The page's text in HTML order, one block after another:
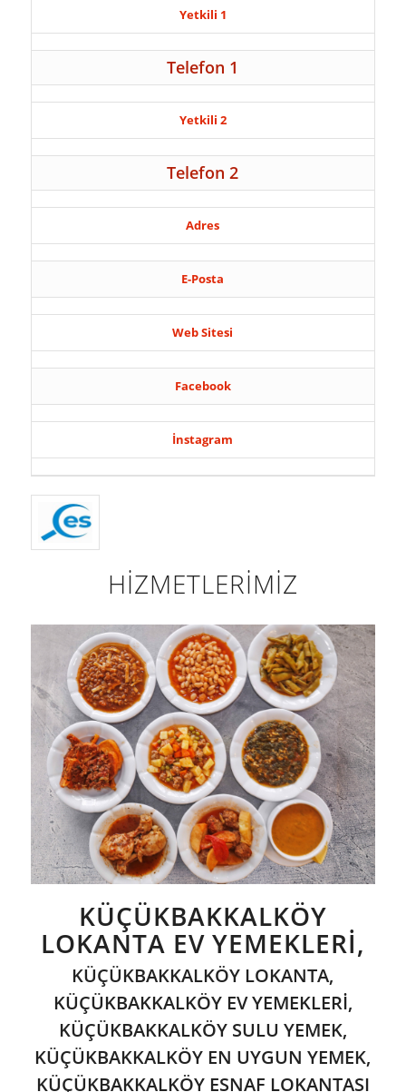
Yetkili 1
Telefon 1
Yetkili 2
Telefon 2
Adres
E-Posta
Web Sitesi
Facebook
İnstagram
HİZMETLERİMİZ
KÜÇÜKBAKKALKÖY
LOKANTA EV YEMEKLERİ,
KÜÇÜKBAKKALKÖY LOKANTA,
KÜÇÜKBAKKALKÖY EV YEMEKLERİ,
KÜÇÜKBAKKALKÖY SULU YEMEK,
KÜÇÜKBAKKALKÖY EN UYGUN YEMEK,
KÜÇÜKBAKKALKÖY ESNAF LOKANTASI